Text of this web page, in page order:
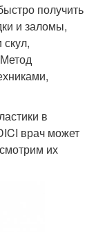
получить
и заломы,
в
врач может
их